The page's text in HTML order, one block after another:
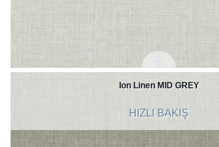
Ion Linen MID GREY
HIZLI BAKIŞ